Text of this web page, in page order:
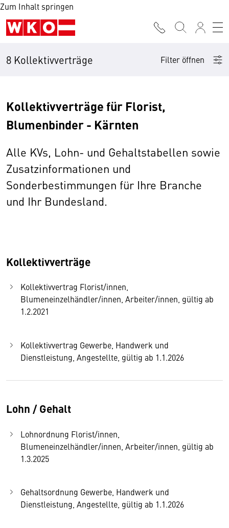
Zum Inhalt springen
8 Kollektivverträge Filter öffnen
Kollektivverträge für Florist,
Blumenbinder - Kärnten
Alle KVs, Lohn- und Gehaltstabellen sowie
Zusatzinformationen und
Sonderbestimmungen für Ihre Branche
und Ihr Bundesland.
Kollektivverträge
Kollektivvertrag Florist/innen,
Blumeneinzelhändler/innen, Arbeiter/innen, gültig ab
1.2.2021
Kollektivvertrag Gewerbe, Handwerk und
Dienstleistung, Angestellte, gültig ab 1.1.2026
Lohn / Gehalt
Lohnordnung Florist/innen,
Blumeneinzelhändler/innen, Arbeiter/innen, gültig ab
1.3.2025
Gehaltsordnung Gewerbe, Handwerk und
Dienstleistung, Angestellte, gültig ab 1.1.2026